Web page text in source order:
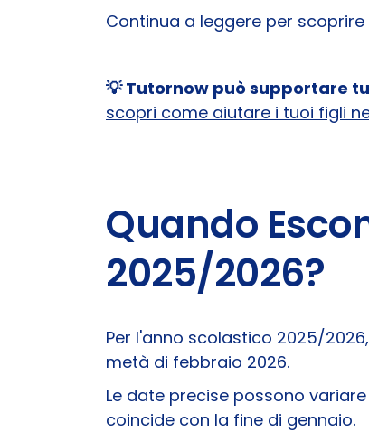
Continua a leggere per
💡 Tutornow può supportare
scopri come aiutare i tuoi figli
Quando
2025/2026?
Per l'anno scolastico 2025/
metà di febbraio 2026.
Le date precise possono
coincide con la fine di gennaio.